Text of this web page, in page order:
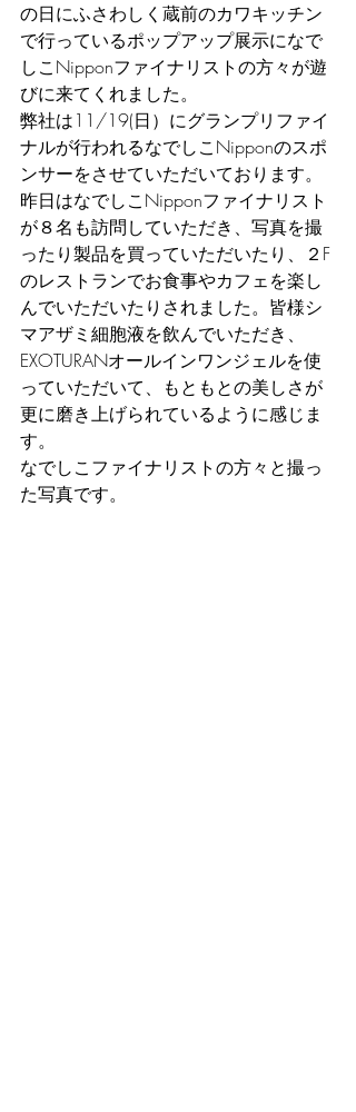
の日にふさわしく蔵前のカワキッチン
で行っているポップアップ展示になで
しこNipponファイナリストの方々が遊
びに来てくれました。
弊社は11/19(日）にグランプリファイ
ナルが行われるなでしこNipponのスポ
ンサーをさせていただいております。
昨日はなでしこNipponファイナリスト
が８名も訪問していただき、写真を撮
ったり製品を買っていただいたり、２F
のレストランでお食事やカフェを楽し
んでいただいたりされました。皆様シ
マアザミ細胞液を飲んでいただき、
EXOTURANオールインワンジェルを使
っていただいて、もともとの美しさが
更に磨き上げられているように感じま
す。
なでしこファイナリストの方々と撮っ
た写真です。